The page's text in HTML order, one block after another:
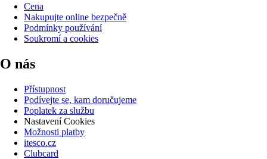
Cena
Nakupujte online bezpečně
Podmínky používání
Soukromí a cookies
O nás
Přístupnost
Podívejte se, kam doručujeme
Poplatek za službu
Nastavení Cookies
Možnosti platby
itesco.cz
Clubcard